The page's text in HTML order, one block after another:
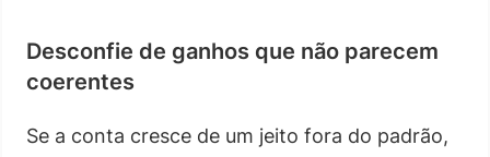
Desconfie de ganhos que não parecem
coerentes
Se a conta cresce de um jeito fora do padrão,